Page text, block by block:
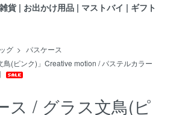
貨 | お出かけ用品 | マストバイ | ギフト
グ > パスケース
鳥(ピンク)」Creative motion / パステルカラー
ス / グラス文鳥(ピ